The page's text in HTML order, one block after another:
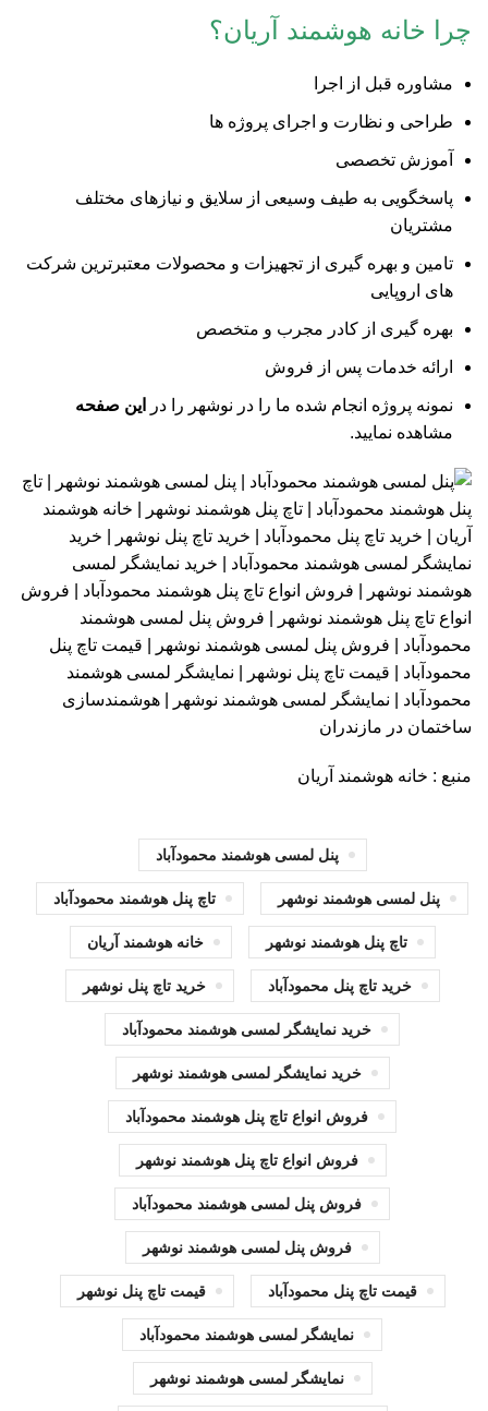
چرا خانه هوشمند آریان؟
مشاوره قبل از اجرا
طراحی و نظارت و اجرای پروژه ها
آموزش تخصصی
پاسخگویی به طیف وسیعی از سلایق و نیاز‌های مختلف
مشتریان
تامین و بهره گیری از تجهیزات و محصولات معتبرترین شرکت
های اروپایی
بهره گیری از کادر مجرب و متخصص
ارائه خدمات پس از فروش
نمونه پروژه انجام شده ما را در نوشهر را در
این صفحه
مشاهده نمایید.
منبع : خانه هوشمند آریان
پنل لمسی هوشمند محمودآباد
پنل لمسی هوشمند نوشهر تاچ پنل هوشمند محمودآباد
تاچ پنل هوشمند نوشهر خانه هوشمند آریان
خرید تاچ پنل محمودآباد خرید تاچ پنل نوشهر
خرید نمایشگر لمسی هوشمند محمودآباد
خرید نمایشگر لمسی هوشمند نوشهر
فروش انواع تاچ پنل هوشمند محمودآباد
فروش انواع تاچ پنل هوشمند نوشهر
فروش پنل لمسی هوشمند محمودآباد
فروش پنل لمسی هوشمند نوشهر
قیمت تاچ پنل محمودآباد قیمت تاچ پنل نوشهر
نمایشگر لمسی هوشمند محمودآباد
نمایشگر لمسی هوشمند نوشهر